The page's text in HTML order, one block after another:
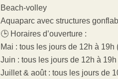
Beach-volley
Aquaparc avec structures
🕒 Horaires d’ouverture :
Mai : tous les jours de 12h à
Juin : tous les jours de 12h à 19h
Juillet & août : tous les jours de